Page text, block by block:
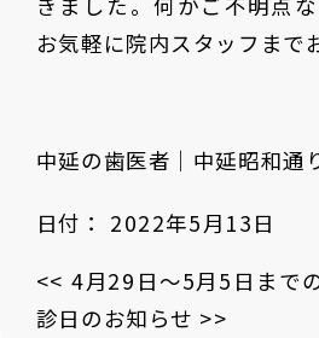
お気軽に院内スタッフまで
中延の歯医者｜中延昭和通
日付： 2022年5月13日
<< 4月29日〜5月5日まで
診日のお知らせ >>